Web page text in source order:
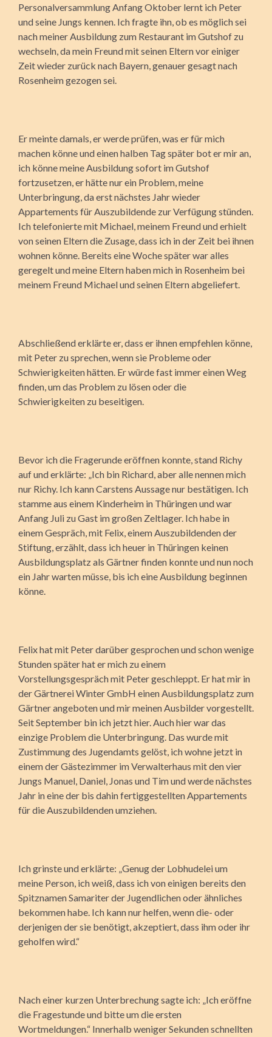
Personalversammlung Anfang Oktober lernt ich Peter
und seine Jungs kennen. Ich fragte ihn, ob es möglich sei
nach meiner Ausbildung zum Restaurant im Gutshof zu
wechseln, da mein Freund mit seinen Eltern vor einiger
Zeit wieder zurück nach Bayern, genauer gesagt nach
Rosenheim gezogen sei.
Er meinte damals, er werde prüfen, was er für mich
machen könne und einen halben Tag später bot er mir an,
ich könne meine Ausbildung sofort im Gutshof
fortzusetzen, er hätte nur ein Problem, meine
Unterbringung, da erst nächstes Jahr wieder
Appartements für Auszubildende zur Verfügung stünden.
Ich telefonierte mit Michael, meinem Freund und erhielt
von seinen Eltern die Zusage, dass ich in der Zeit bei ihnen
wohnen könne. Bereits eine Woche später war alles
geregelt und meine Eltern haben mich in Rosenheim bei
meinem Freund Michael und seinen Eltern abgeliefert.
Abschließend erklärte er, dass er ihnen empfehlen könne,
mit Peter zu sprechen, wenn sie Probleme oder
Schwierigkeiten hätten. Er würde fast immer einen Weg
finden, um das Problem zu lösen oder die
Schwierigkeiten zu beseitigen.
Bevor ich die Fragerunde eröffnen konnte, stand Richy
auf und erklärte: „Ich bin Richard, aber alle nennen mich
nur Richy. Ich kann Carstens Aussage nur bestätigen. Ich
stamme aus einem Kinderheim in Thüringen und war
Anfang Juli zu Gast im großen Zeltlager. Ich habe in
einem Gespräch, mit Felix, einem Auszubildenden der
Stiftung, erzählt, dass ich heuer in Thüringen keinen
Ausbildungsplatz als Gärtner finden konnte und nun noch
ein Jahr warten müsse, bis ich eine Ausbildung beginnen
könne.
Felix hat mit Peter darüber gesprochen und schon wenige
Stunden später hat er mich zu einem
Vorstellungsgespräch mit Peter geschleppt. Er hat mir in
der Gärtnerei Winter GmbH einen Ausbildungsplatz zum
Gärtner angeboten und mir meinen Ausbilder vorgestellt.
Seit September bin ich jetzt hier. Auch hier war das
einzige Problem die Unterbringung. Das wurde mit
Zustimmung des Jugendamts gelöst, ich wohne jetzt in
einem der Gästezimmer im Verwalterhaus mit den vier
Jungs Manuel, Daniel, Jonas und Tim und werde nächstes
Jahr in eine der bis dahin fertiggestellten Appartements
für die Auszubildenden umziehen.
Ich grinste und erklärte: „Genug der Lobhudelei um
meine Person, ich weiß, dass ich von einigen bereits den
Spitznamen Samariter der Jugendlichen oder ähnliches
bekommen habe. Ich kann nur helfen, wenn die- oder
derjenigen der sie benötigt, akzeptiert, dass ihm oder ihr
geholfen wird.“
Nach einer kurzen Unterbrechung sagte ich: „Ich eröffne
die Fragestunde und bitte um die ersten
Wortmeldungen.“ Innerhalb weniger Sekunden schnellten